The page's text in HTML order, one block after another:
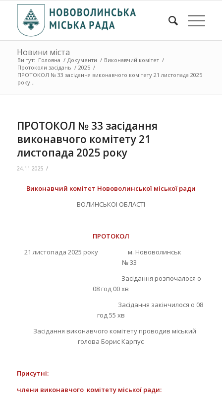
Новини міста
Ви тут: Головна / Документи / Виконавчий комітет /
Протоколи засідань / 2025 /
ПРОТОКОЛ № 33 засідання виконавчого комітету 21 листопада 2025
року...
ПРОТОКОЛ № 33 засідання
виконавчого комітету 21
листопада 2025 року
24.11.2025 /
Виконавчий комітет Нововолинської міської ради
ВОЛИНСЬКОЇ ОБЛАСТІ
ПРОТОКОЛ
21 листопада 2025 року м. Нововолинськ
№ 33
Засідання розпочалося о
08 год 00 хв
Засідання закінчилося о 08
год 55 хв
Засідання виконавчого комітету проводив міський
голова Борис Карпус
Присутні:
члени виконавчого комітету міської ради: